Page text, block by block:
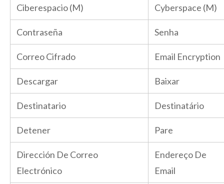
Ciberespacio (M) Cyberspace (M)
Contraseña Senha
Correo Cifrado Email Encryption
Descargar Baixar
Destinatario Destinatário
Detener Pare
Dirección De Correo
Electrónico
Endereço De
Email